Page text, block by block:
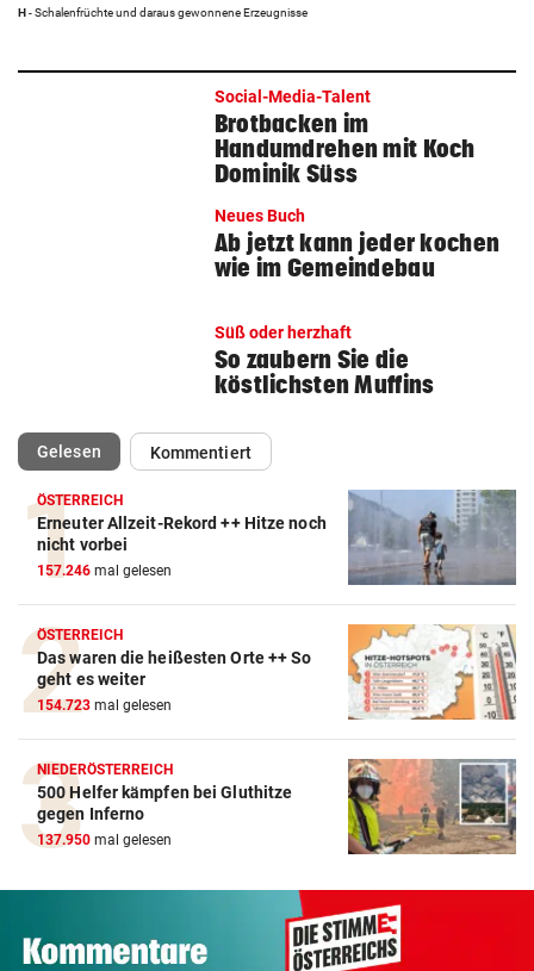
H- Schalenfrüchte und daraus gewonnene Erzeugnisse
Social-Media-Talent
Brotbacken im
Handumdrehen mit Koch
Dominik Süss
Neues Buch
Ab jetzt kann jeder kochen
wie im Gemeindebau
Süß oder herzhaft
So zaubern Sie die
köstlichsten Muffins
Gelesen(ausgewählt)Kommentiert
ÖSTERREICH
Erneuter Allzeit-Rekord ++ Hitze noch
nicht vorbei
157.246 mal gelesen
ÖSTERREICH
Das waren die heißesten Orte ++ So
geht es weiter
154.723 mal gelesen
NIEDERÖSTERREICH
500 Helfer kämpfen bei Gluthitze
gegen Inferno
137.950 mal gelesen